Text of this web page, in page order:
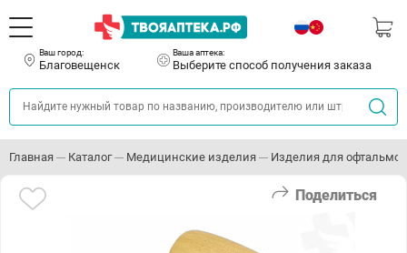
Ваш город:
Благовещенск
Ваша аптека:
Выберите способ получения заказа
Главная Каталог Медицинские изделия Изделия для
Поделиться